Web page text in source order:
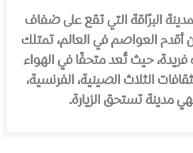
البرّاقة التي تقع على ضفاف
أقدم العواصم في العالم، تمتلك
حيث تُعد متحفًا في الهواء
الثلاث الصينية، الفرنسية،
مدينة تستحق الزيارة.